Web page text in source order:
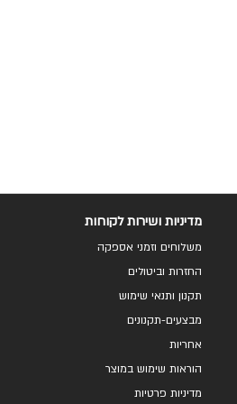
מדיניות ושירות לקוחות
משלוחים וזמני אספקה
החזרות וביטולים
תקנון ותנאי שימוש
מבצעים-תקנונים
אחריות
הוראות שימוש במוצר
מדיניות פרטיות